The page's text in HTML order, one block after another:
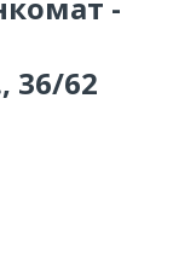
36/62